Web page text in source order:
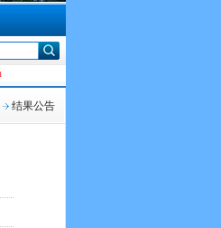
结果公告